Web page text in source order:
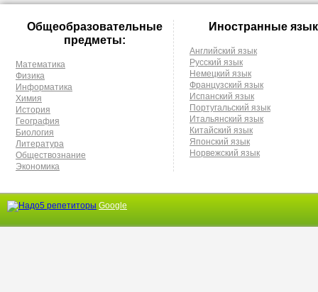
Общеобразовательные
предметы:
Математика
Физика
Информатика
Химия
История
География
Биология
Литература
Обществознание
Экономика
Иностранные
Английский язык
Русский язык
Немецкий язык
Французский язык
Испанский язык
Португальский язык
Итальянский язык
Китайский язык
Японский язык
Норвежский язык
Google